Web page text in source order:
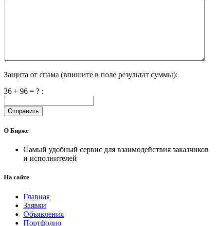
Защита от спама (впишите в поле результат суммы):
36 + 96 = ? :
Отправить
О Бирже
Самый удобный сервис для взаимодействия заказчиков
и исполнителей
На сайте
Главная
Заявки
Объявления
Портфолио